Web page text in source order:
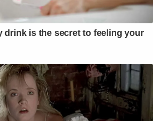
drink is the secret to feeling your